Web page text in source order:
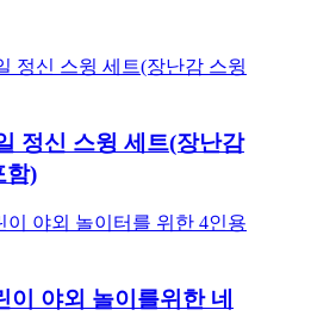
정신 스윙 세트(장난감
함)
이 야외 놀이를위한 네